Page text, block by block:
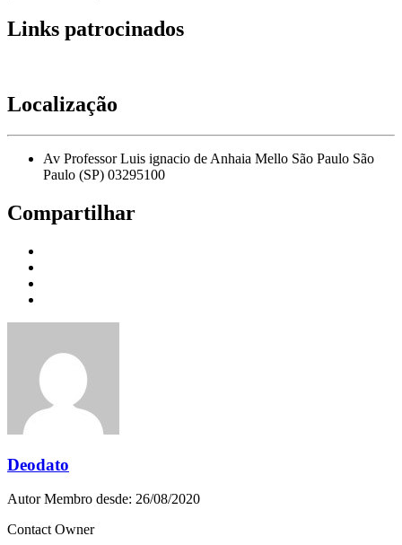
Links patrocinados
Localização
Av Professor Luis ignacio de Anhaia Mello São Paulo São
Paulo (SP) 03295100
Compartilhar
Deodato
Autor Membro desde: 26/08/2020
Contact Owner